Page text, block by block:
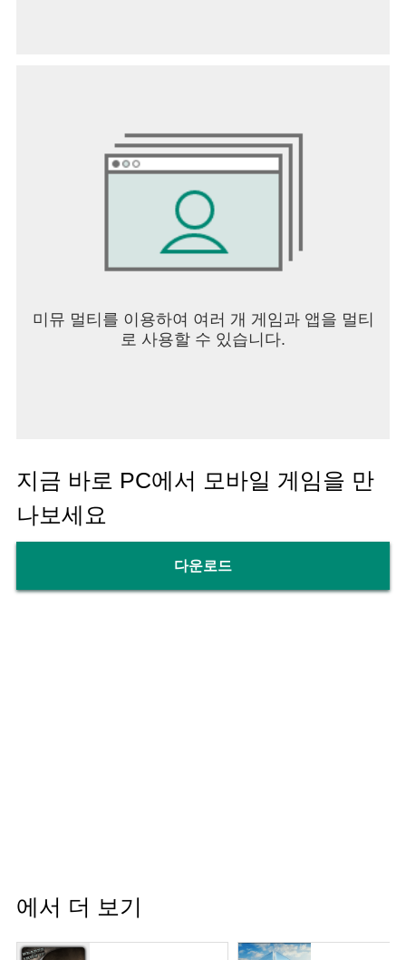
미뮤 멀티를 이용하여 여러 개 게임과 앱을 멀티
로 사용할 수 있습니다.
지금 바로 PC에서 모바일 게임을 만
나보세요
다운로드
에서 더 보기